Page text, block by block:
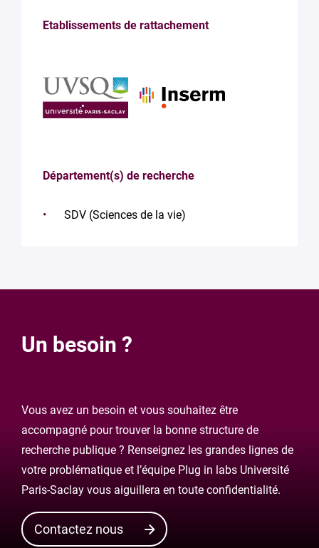
Etablissements de rattachement
Département(s) de recherche
SDV (Sciences de la vie)
Un besoin ?
Vous avez un besoin et vous souhaitez être
accompagné pour trouver la bonne structure de
recherche publique ? Renseignez les grandes lignes de
votre problématique et l’équipe Plug in labs Université
Paris-Saclay vous aiguillera en toute confidentialité.
Contactez nous